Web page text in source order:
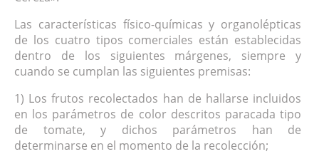
Las características físico-químicas y organolépticas
de los cuatro tipos comerciales están establecidas
dentro de los siguientes márgenes, siempre y
cuando se cumplan las siguientes premisas:
1) Los frutos recolectados han de hallarse incluidos
en los parámetros de color descritos paracada tipo
de tomate, y dichos parámetros han de
determinarse en el momento de la recolección;